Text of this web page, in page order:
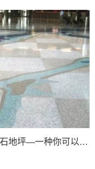
太康艺术美®环氧磨石地坪—一种你可以触摸到的美。